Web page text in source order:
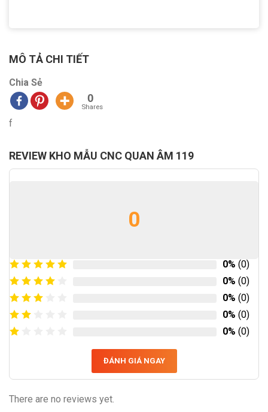
MÔ TẢ CHI TIẾT
Chia Sẻ
0
Shares
f
REVIEW KHO MẪU CNC QUAN ÂM 119
0
0% (0)
0% (0)
0% (0)
0% (0)
0% (0)
ĐÁNH GIÁ NGAY
There are no reviews yet.